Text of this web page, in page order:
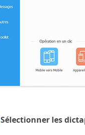
Sélectionner les